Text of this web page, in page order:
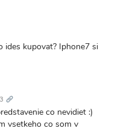
ides kupovat? Iphone7 si
odkaz
co nevidiet :)
vsetkeho co som v